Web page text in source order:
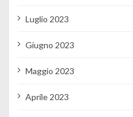
Luglio 2023
Giugno 2023
Maggio 2023
Aprile 2023